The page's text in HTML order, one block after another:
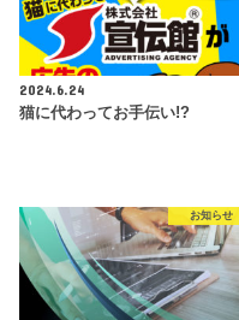
2024.6.24
猫に代わってお手伝い!?
お知らせ